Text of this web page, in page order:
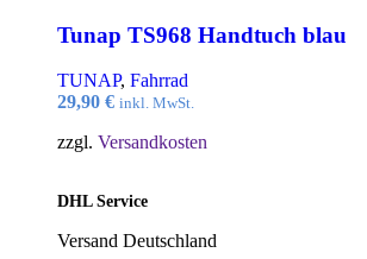
Tunap TS968 Handtuch blau
TUNAP, Fahrrad
29,90 € inkl. MwSt.
zzgl. Versandkosten
DHL Service
Versand Deutschland